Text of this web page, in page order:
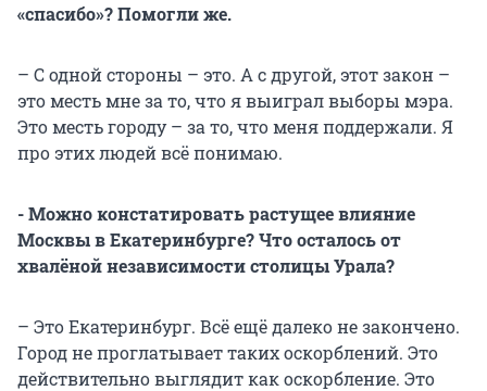
«спасибо»? Помогли же.
– С одной стороны – это. А с другой, этот закон –
это месть мне за то, что я выиграл выборы мэра.
Это месть городу – за то, что меня поддержали. Я
про этих людей всё понимаю.
- Можно констатировать растущее влияние
Москвы в Екатеринбурге? Что осталось от
хвалёной независимости столицы Урала?
– Это Екатеринбург. Всё ещё далеко не закончено.
Город не проглатывает таких оскорблений. Это
действительно выглядит как оскорбление. Это